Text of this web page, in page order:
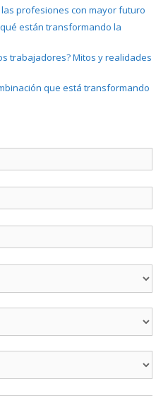
profesiones con mayor futuro
están transformando la
trabajadores? Mitos y realidades
que está transformando